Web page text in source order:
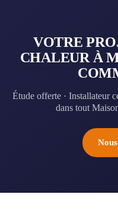
VOTRE
CHALEUR À
Étude offerte · Installateur
dans tout